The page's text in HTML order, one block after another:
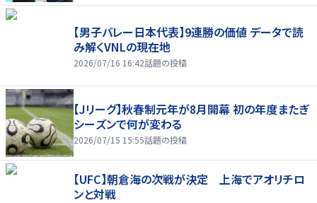
【男子バレー日本代表】9連勝の価値 データで読
み解くVNLの現在地
2026/07/16 16:42話題の投稿
【Jリーグ】秋春制元年が8月開幕 初の年度またぎ
シーズンで何が変わる
2026/07/15 15:55話題の投稿
【UFC】朝倉海の次戦が決定 上海でアオリチロ
ンと対戦